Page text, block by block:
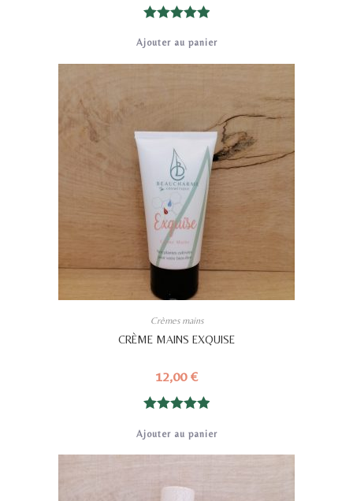
sur 5
Ajouter au panier
Crèmes mains
CRÈME MAINS EXQUISE
12,00€
sur 5
Ajouter au panier